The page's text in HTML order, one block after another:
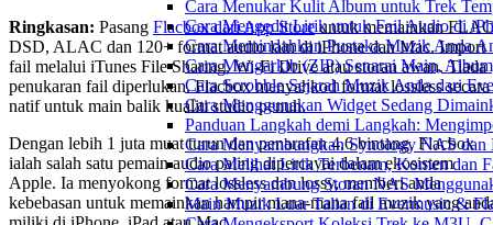
Cara Menukar Kulit Album untuk Trek
Cara Mengedit Lirik untuk Fail Audio di
Cara Memindahkan Pustaka Muzik Anda
Cara Mengarkib (ZIP) Senarai Main,
Cara Scrobble Sejarah Muzik Anda dari
Cara Menggunakan Widget Sedang
Panduan Langkah demi Langkah:
Cara Menyambungkan Synology NAS
Cara Melihat Lirik Terbenam, Komen dan
Cara Menyambung Storan NAS
Main Muzik Luar Talian di Evermusic &
Ringkasan: Pasang Flacbox dari App Storeuntuk memainkan
DSD, ALAC dan 120+ format audio lain di iPhone dan Mac. Import
fail melalui iTunes File Sharing, Wi-Fi Drive atau storan awan. Tiada
penukaran fail diperlukan. Flacbox menyahkod format lossless secara
natif untuk main balik kualiti studio penuh.
Dengan lebih 1 juta muat turun dan penarafan 4.6 bintang, Flacbox
ialah salah satu pemain audio paling dipercayai dalam ekosistem
Apple. Ia menyokong format lossless dan lossy, memberi anda
kebebasan untuk memainkan hampir mana-mana fail muzik yang